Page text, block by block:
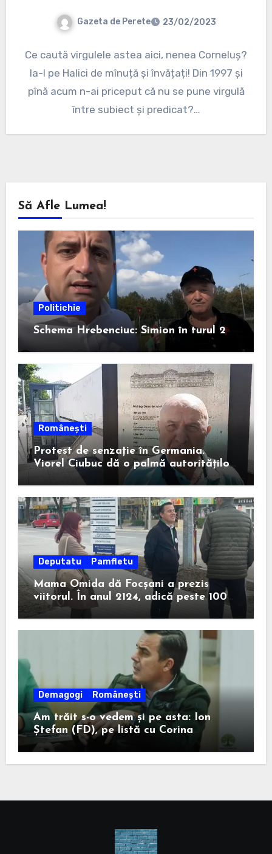
Gazeta de Perete 23/02/2023
Ce caută virgulele astea aici, nenea Corneluș?
Ia-l pe Halici de mînuță și învățați! Din 1997 și
pînă acum n-ai priceput că nu se pune virgulă
între subiect și predicat?…
Să Afle Lumea!
Politichie
Schema Hrebenciuc: Simion în turul 2
Românești
Protest de senzație în Germania.
Viorel Ciubuc dă o palmă autorităților
din România. Bravo, domnule inginer!
Deputatu Pamfletu
Mama Omida dă Focșani a prezis
viitorul. În anul 2124, adică peste 100
de ani, un anume Ion Ștefan va câștiga
la Consiliul Județean.
Demagogi Românești
Am trăit s-o vedem și pe asta: Ion
Ștefan (FD), pe listă cu Corina
Atanasiu (USR), cea care l-a ajutat pe